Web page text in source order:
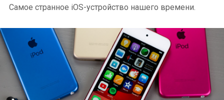
Самое странное iOS-устройство нашего времени.